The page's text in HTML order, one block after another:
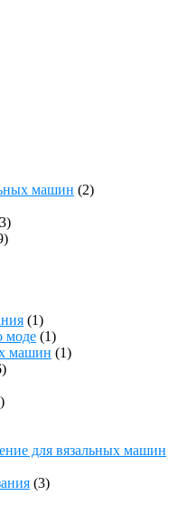
машин (2)
(1)
моде (1)
машин (1)
для вязальных машин
(3)